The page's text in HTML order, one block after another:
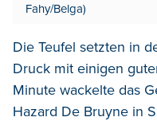
Fahy/Belga)
Die Teufel setzten in
Druck mit einigen
Minute wackelte das
Hazard De Bruyne in